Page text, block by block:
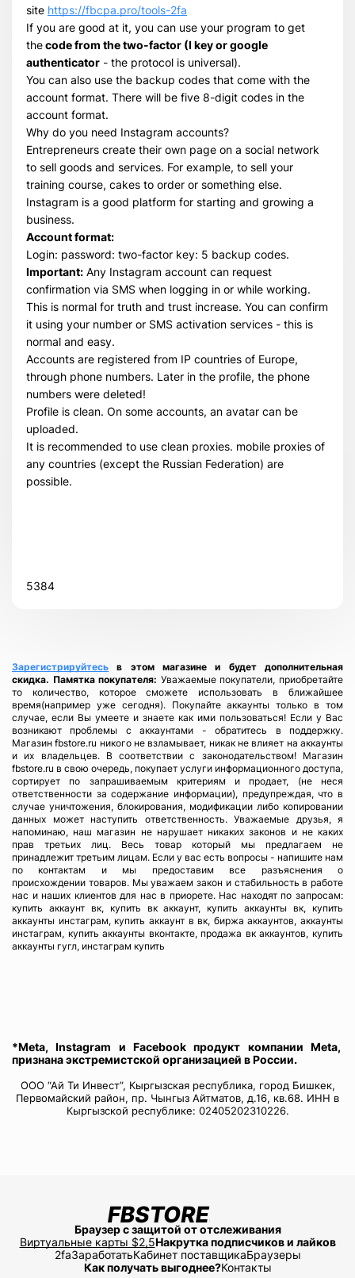
site https://fbcpa.pro/tools-2fa
If you are good at it, you can use your program to get
thecode from the two-factor (I key or google
authenticator - the protocol is universal).
You can also use the backup codes that come with the
account format. There will be five 8-digit codes in the
account format.
Why do you need Instagram accounts?
Entrepreneurs create their own page on a social network
to sell goods and services. For example, to sell your
training course, cakes to order or something else.
Instagram is a good platform for starting and growing a
business.
Account format:
Login: password: two-factor key: 5 backup codes.
Important: Any Instagram account can request
confirmation via SMS when logging in or while working.
This is normal for truth and trust increase. You can confirm
it using your number or SMS activation services - this is
normal and easy.
Accounts are registered from IP countries of Europe,
through phone numbers. Later in the profile, the phone
numbers were deleted!
Profile is clean. On some accounts, an avatar can be
uploaded.
It is recommended to use clean proxies. mobile proxies of
any countries (except the Russian Federation) are
possible.
5384
Зарегистрируйтесь
в этом магазине и будет дополнительная
скидка. Памятка покупателя: Уважаемые покупатели, приобретайте
то количество, которое сможете использовать в ближайшее
время(например уже сегодня). Покупайте аккаунты только в том
случае, если Вы умеете и знаете как ими пользоваться! Если у Вас
возникают проблемы с аккаунтами - обратитесь в поддержку.
Магазин fbstore.ru никого не взламывает, никак не влияет на аккаунты
и их владельцев. В соответствии с законодательством! Магазин
fbstore.ru в свою очередь, покупает услуги информационного доступа,
сортирует по запрашиваемым критериям и продает, (не неся
ответственности за содержание информации), предупреждая, что в
случае уничтожения, блокирования, модификации либо копировании
данных может наступить ответственность. Уважаемые друзья, я
напоминаю, наш магазин не нарушает никаких законов и не каких
прав третьих лиц. Весь товар который мы предлагаем не
принадлежит третьим лицам. Если у вас есть вопросы - напишите нам
по контактам и мы предоставим все разъяснения о
происхождении товаров. Мы уважаем закон и стабильность в работе
нас и наших клиентов для нас в приорете. Нас находят по запросам:
купить аккаунт вк, купить вк аккаунт, купить аккаунты вк, купить
аккаунты инстаграм, купить аккаунт в вк, биржа аккаунтов, аккаунты
инстаграм, купить аккаунты вконтакте, продажа вк аккаунтов, купить
аккаунты гугл, инстаграм купить
*Meta, Instagram и Facebook продукт компании Meta,
признана экстремистской организацией в России.
ООО “Ай Ти Инвест”, Кыргызская республика, город Бишкек,
Первомайский район, пр. Чынгыз Айтматов, д.16, кв.68. ИНН в
Кыргызской республике: 02405202310226.
Браузер с защитой от отслеживания
Виртуальные карты $2,5Накрутка подписчиков и лайков
2faЗаработатьКабинет поставщикаБраузеры
Как получать выгоднее?Контакты